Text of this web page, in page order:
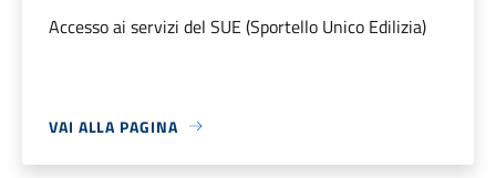
Accesso ai servizi del SUE (Sportello Unico Edilizia)
VAI ALLA PAGINA